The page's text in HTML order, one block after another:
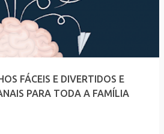
FÁCEIS E DIVERTIDOS E
PARA TODA A FAMÍLIA